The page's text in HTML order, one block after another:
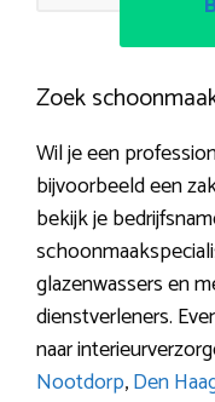
Zoek
Wil je een
bijvoorbeeld een
bekijk je
glazenwassers en
dienstverleners.
naar
Nootdorp,Den